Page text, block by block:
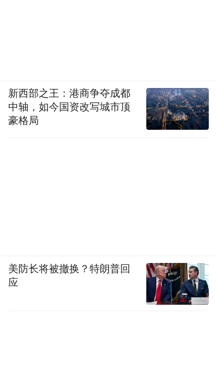
新西部之王：港商争夺成都
中轴，如今国资改写城市顶
豪格局
美防长将被撤换？特朗普回
应